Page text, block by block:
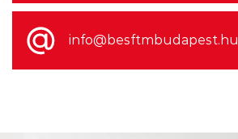
2026.08.06. 08:00
info@besftmbudapest.hu